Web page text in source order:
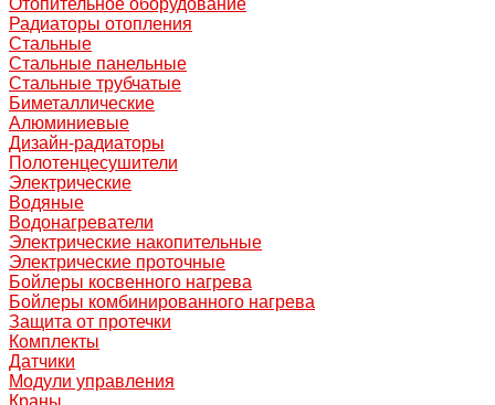
Отопительное оборудование
Радиаторы отопления
Стальные
Стальные панельные
Стальные трубчатые
Биметаллические
Алюминиевые
Дизайн-радиаторы
Полотенцесушители
Электрические
Водяные
Водонагреватели
Электрические накопительные
Электрические проточные
Бойлеры косвенного нагрева
Бойлеры комбинированного нагрева
Защита от протечки
Комплекты
Датчики
Модули управления
Краны